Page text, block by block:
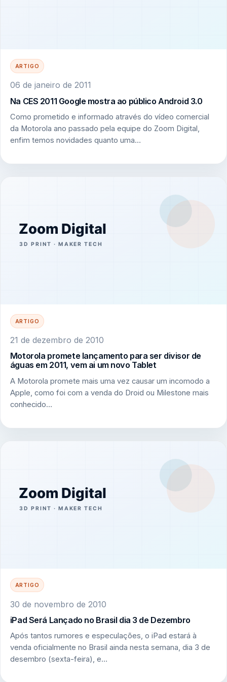
ARTIGO
06 de janeiro de 2011
Na CES 2011 Google mostra ao público Android 3.0
Como prometido e informado através do vídeo comercial
da Motorola ano passado pela equipe do Zoom Digital,
enfim temos novidades quanto uma…
ARTIGO
21 de dezembro de 2010
Motorola promete lançamento para ser divisor de
águas em 2011, vem ai um novo Tablet
A Motorola promete mais uma vez causar um incomodo a
Apple, como foi com a venda do Droid ou Milestone mais
conhecido…
ARTIGO
30 de novembro de 2010
iPad Será Lançado no Brasil dia 3 de Dezembro
Após tantos rumores e especulações, o iPad estará à
venda oficialmente no Brasil ainda nesta semana, dia 3 de
desembro (sexta-feira), e…